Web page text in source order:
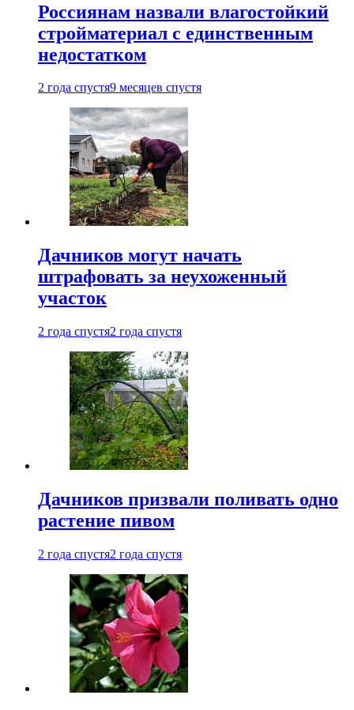
Россиянам назвали влагостойкий
стройматериал с единственным
недостатком
2 года спустя9 месяцев спустя
Дачников могут начать
штрафовать за неухоженный
участок
2 года спустя2 года спустя
Дачников призвали поливать одно
растение пивом
2 года спустя2 года спустя